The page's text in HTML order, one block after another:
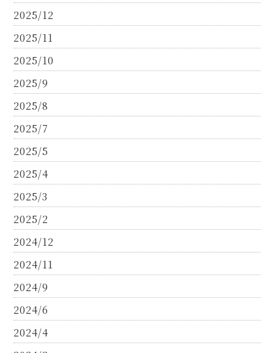
2025/12
2025/11
2025/10
2025/9
2025/8
2025/7
2025/5
2025/4
2025/3
2025/2
2024/12
2024/11
2024/9
2024/6
2024/4